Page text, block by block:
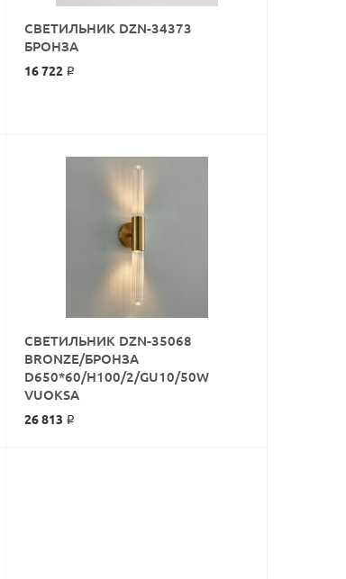
СВЕТИЛЬНИК DZN-34373
БРОНЗА
16 722 ₽
КУПИТЬ
СВЕТИЛЬНИК DZN-35068
BRONZE/БРОНЗА
D650*60/H100/2/GU10/50W
VUOKSA
26 813 ₽
КУПИТЬ